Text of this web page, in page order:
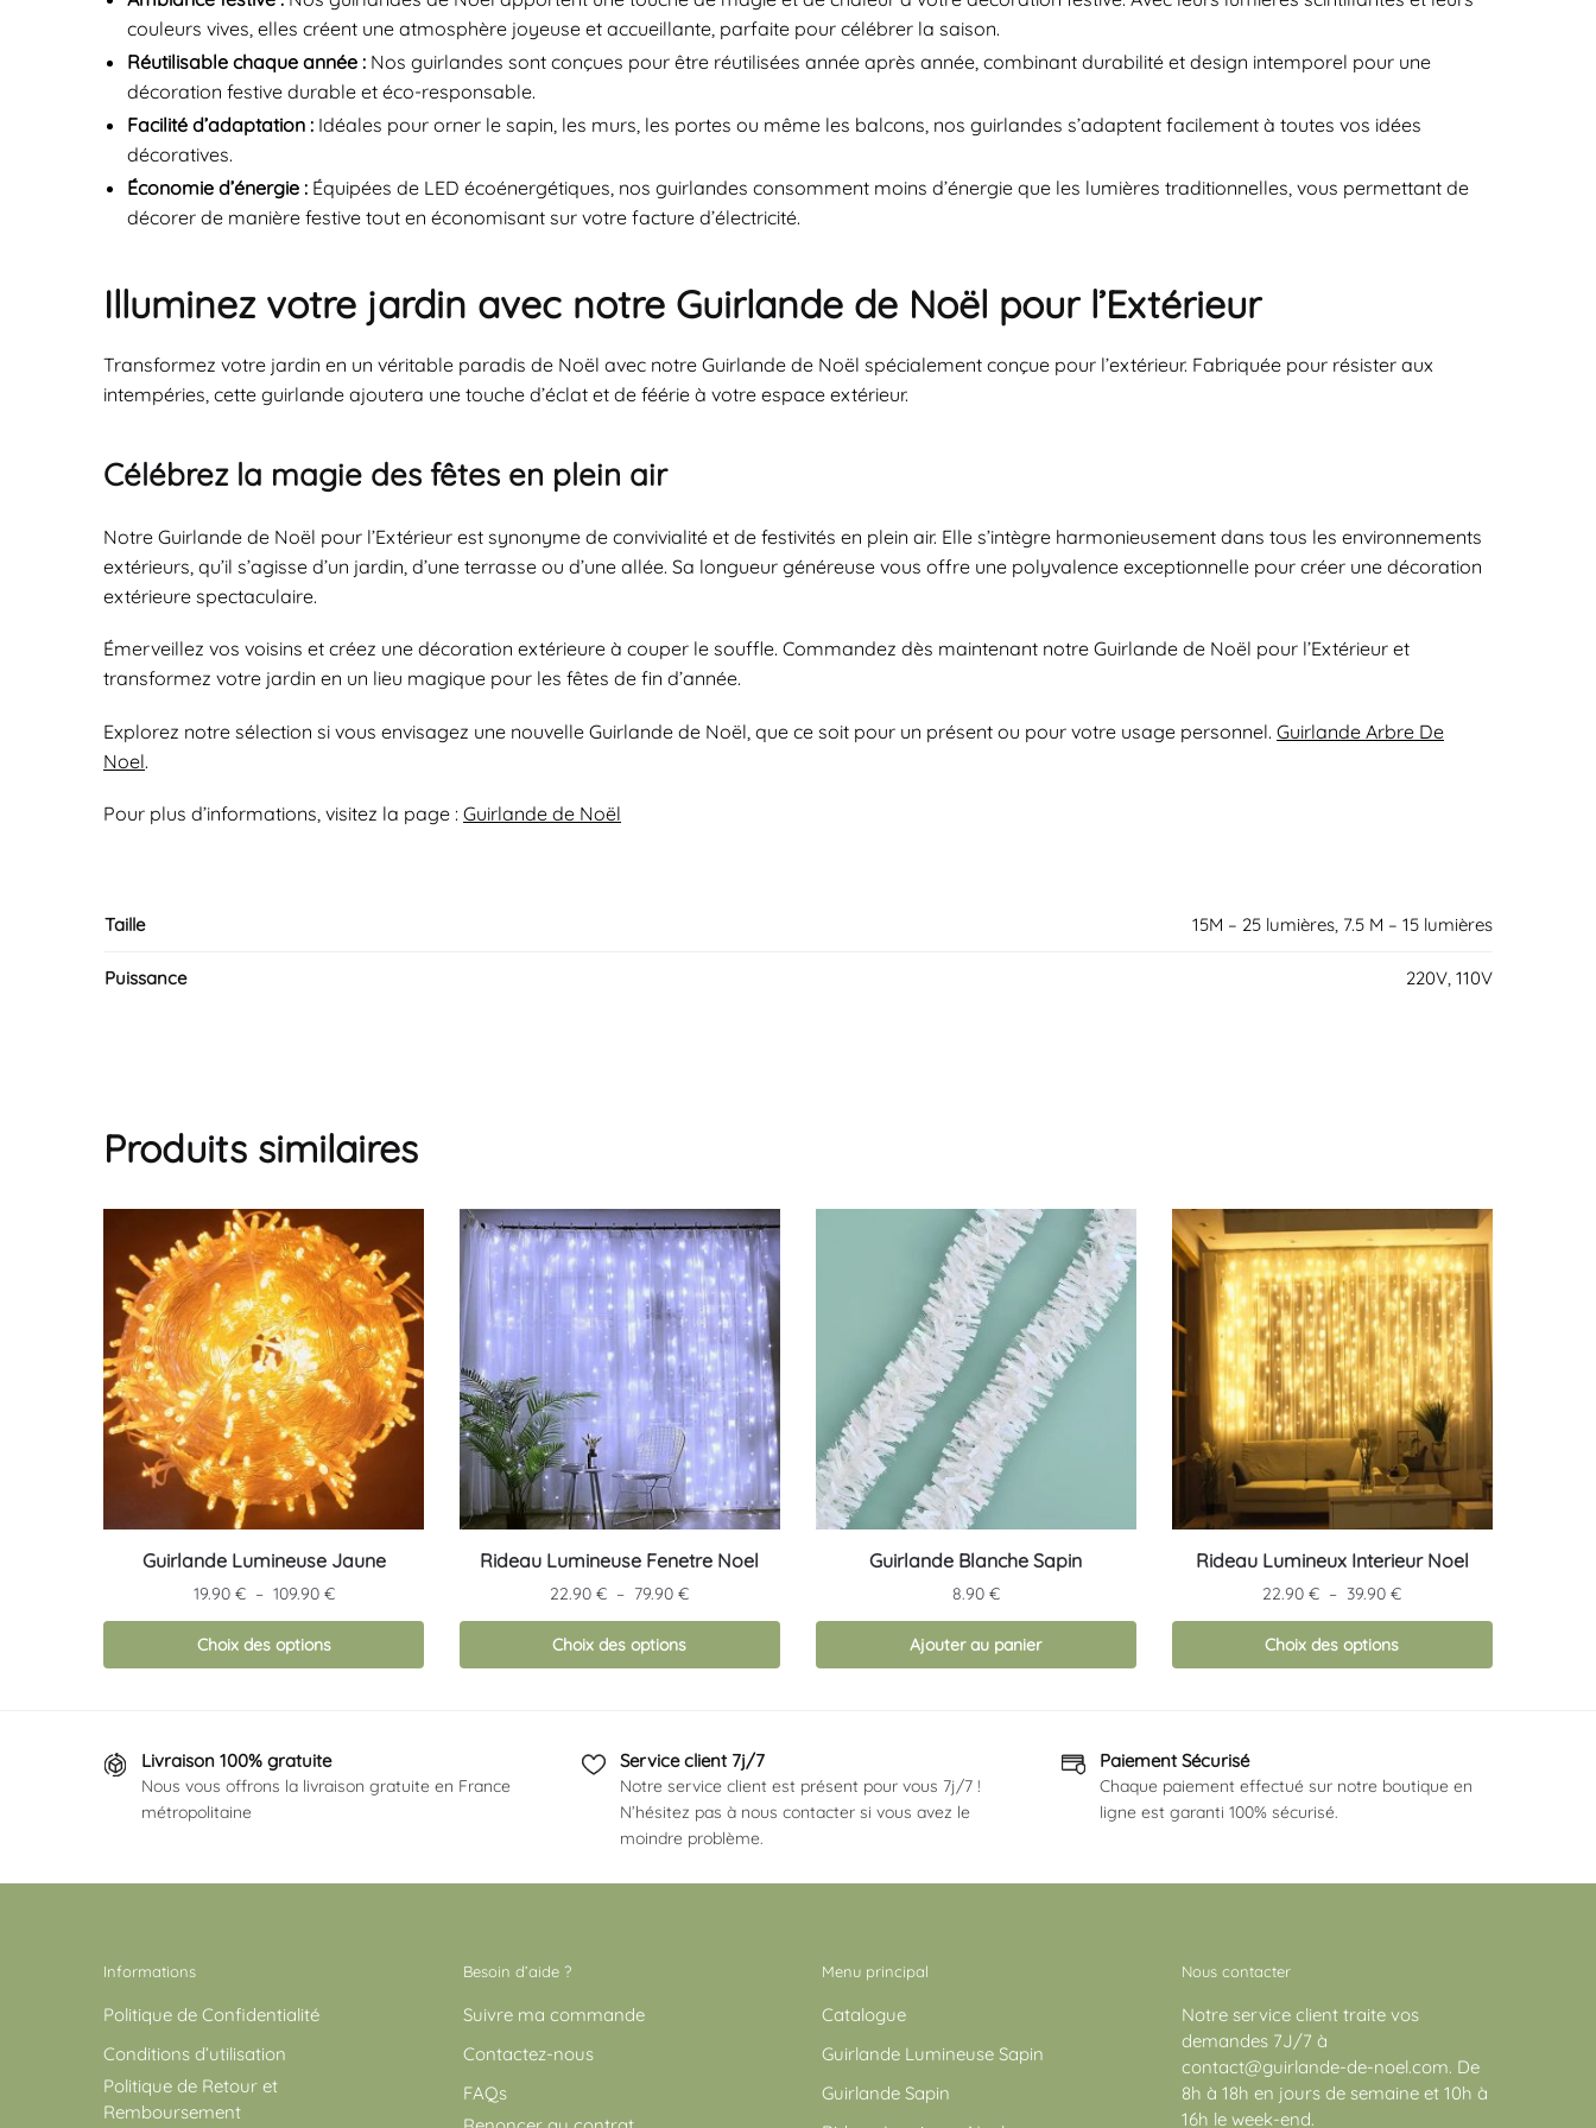
couleurs vives, elles créent une atmosphère joyeuse et accueillante, parfaite pour célébrer la saison.
Réutilisable chaque année : Nos guirlandes sont conçues pour être réutilisées année après année, combinant durabilité et design intemporel pour une
décoration festive durable et éco-responsable.
Facilité d’adaptation : Idéales pour orner le sapin, les murs, les portes ou même les balcons, nos guirlandes s’adaptent facilement à toutes vos idées
décoratives.
Économie d’énergie : Équipées de LED écoénergétiques, nos guirlandes consomment moins d’énergie que les lumières traditionnelles, vous permettant de
décorer de manière festive tout en économisant sur votre facture d’électricité.
Illuminez votre jardin avec notre Guirlande de Noël pour l’Extérieur
Transformez votre jardin en un véritable paradis de Noël avec notre Guirlande de Noël spécialement conçue pour l’extérieur. Fabriquée pour résister aux
intempéries, cette guirlande ajoutera une touche d’éclat et de féérie à votre espace extérieur.
Célébrez la magie des fêtes en plein air
Notre Guirlande de Noël pour l’Extérieur est synonyme de convivialité et de festivités en plein air. Elle s’intègre harmonieusement dans tous les environnements
extérieurs, qu’il s’agisse d’un jardin, d’une terrasse ou d’une allée. Sa longueur généreuse vous offre une polyvalence exceptionnelle pour créer une décoration
extérieure spectaculaire.
Émerveillez vos voisins et créez une décoration extérieure à couper le souffle. Commandez dès maintenant notre Guirlande de Noël pour l’Extérieur et
transformez votre jardin en un lieu magique pour les fêtes de fin d’année.
Explorez notre sélection si vous envisagez une nouvelle Guirlande de Noël, que ce soit pour un présent ou pour votre usage personnel.Guirlande Arbre De
Noel.
Pour plus d’informations, visitez la page :Guirlande de Noël
Taille 15M – 25 lumières, 7.5 M – 15 lumières
Puissance 220V, 110V
Produits similaires
Guirlande Lumineuse Jaune
19.90 € – 109.90 €Plage
de
19.90 €
Choix des options
variations.
peuvent
choisies
la
produit
Rideau Lumineuse Fenetre Noel
22.90€ – 79.90€Plage
de
22.90 €
Choix des options
variations.
être
la
produit
Guirlande Blanche Sapin
8.90 €
Ajouter au panier
Rideau Lumineux Interieur Noel
22.90€ – 39.90€Plage
de
22.90 €
Choix des options
variations.
peuvent
être
choisies
la
produit
Livraison 100% gratuite
Nous vous offrons la livraison gratuite en France
métropolitaine
Service client 7j/7
Notre service client est présent pour vous 7j/7 !
N’hésitez pas à nous contacter si vous avez le
moindre problème.
Paiement Sécurisé
Chaque paiement effectué sur notre boutique en
ligne est garanti 100% sécurisé.
Informations
Politique de Confidentialité
Conditions d’utilisation
Politique de Retour et
Remboursement
Besoin d’aide ?
Suivre ma commande
Contactez-nous
FAQs
Menu principal
Catalogue
Guirlande Lumineuse Sapin
Guirlande Sapin
Nous contacter
Notre service client traite vos
demandes 7J/7 à
contact@guirlande-de-noel.com. De
8h à 18h en jours de semaine et 10h à
16h le week-end.